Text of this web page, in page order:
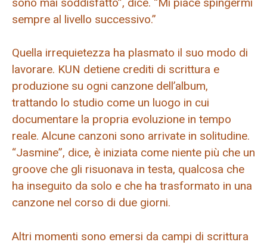
sempre al livello successivo.”
Quella irrequietezza ha plasmato il suo modo di
lavorare. KUN detiene crediti di scrittura e
produzione su ogni canzone dell’album,
trattando lo studio come un luogo in cui
documentare la propria evoluzione in tempo
reale. Alcune canzoni sono arrivate in solitudine.
“Jasmine”, dice, è iniziata come niente più che un
groove che gli risuonava in testa, qualcosa che
ha inseguito da solo e che ha trasformato in una
canzone nel corso di due giorni.
Altri momenti sono emersi da campi di scrittura